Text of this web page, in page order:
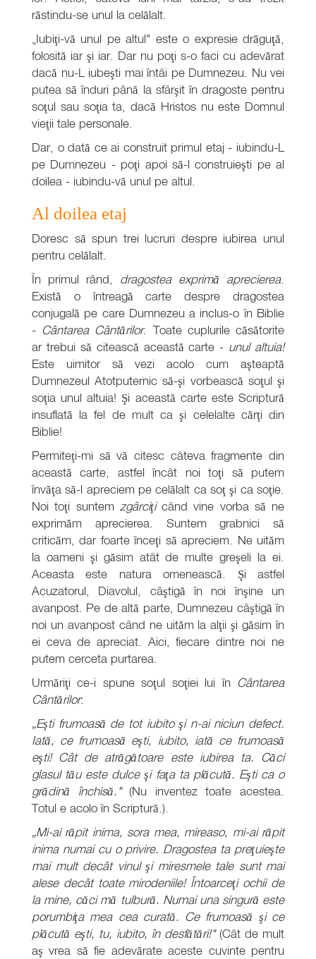
răstindu-se unul la celălalt.
„Iubiţi-vă unul pe altul" este o expresie drăguţă,
folosită iar şi iar. Dar nu poţi s-o faci cu adevărat
dacă nu-L iubeşti mai întâi pe Dumnezeu. Nu vei
putea să înduri până la sfârşit în dragoste pentru
soţul sau soţia ta, dacă Hristos nu este Domnul
vieţii tale personale.
Dar, o dată ce ai construit primul etaj - iubindu-L
pe Dumnezeu - poţi apoi să-l construieşti pe al
doilea - iubindu-vă unul pe altul.
Al doilea etaj
Doresc să spun trei lucruri despre iubirea unul
pentru celălalt.
În primul rând, dragostea exprimă aprecierea.
Există o întreagă carte despre dragostea
conjugală pe care Dumnezeu a inclus-o în Biblie
- Cântarea Cântărilor. Toate cuplurile căsătorite
ar trebui să citească această carte - unul altuia!
Este uimitor să vezi acolo cum aşteaptă
Dumnezeul Atotputernic să-şi vorbească soţul şi
soţia unul altuia! Şi această carte este Scriptură
insuflată la fel de mult ca şi celelalte cărţi din
Biblie!
Permiteţi-mi să vă citesc câteva fragmente din
această carte, astfel încât noi toţi să putem
învăţa să-l apreciem pe celălalt ca soţ şi ca soţie.
Noi toţi suntem zgârciţi când vine vorba să ne
exprimăm aprecierea. Suntem grabnici să
criticăm, dar foarte înceţi să apreciem. Ne uităm
la oameni şi găsim atât de multe greşeli la ei.
Aceasta este natura omenească. Şi astfel
Acuzatorul, Diavolul, câştigă în noi înşine un
avanpost. Pe de altă parte, Dumnezeu câştigă în
noi un avanpost când ne uităm la alţii şi găsim în
ei ceva de apreciat. Aici, fiecare dintre noi ne
putem cerceta purtarea.
Urmăriţi ce-i spune soţul soţiei lui în Cântarea
Cântărilor:
„Eşti frumoasă de tot iubito şi n-ai niciun defect.
Iată, ce frumoasă eşti, iubito, iată ce frumoasă
eşti! Cât de atrăgătoare este iubirea ta. Căci
glasul tău este dulce şi faţa ta plăcută. Eşti ca o
grădină închisă."(Nu inventez toate acestea.
Totul e acolo în Scriptură.).
„Mi-ai răpit inima, sora mea, mireaso, mi-ai răpit
inima numai cu o privire. Dragostea ta preţuieşte
mai mult decât vinul şi miresmele tale sunt mai
alese decât toate mirodeniile! Întoarceţi ochii de
la mine, căci mă tulbură. Numai una singură este
porumbiţa mea cea curată. Ce frumoasă şi ce
plăcută eşti, tu, iubito, în desfătări!"(Cât de mult
aş vrea să fie adevărate aceste cuvinte pentru